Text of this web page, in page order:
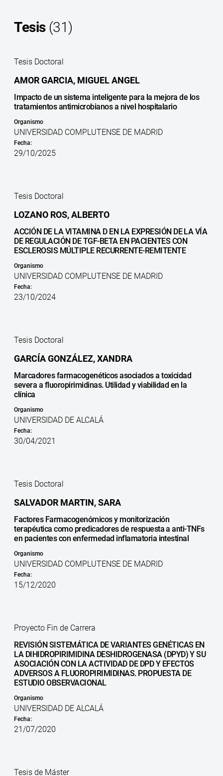
Tesis (31)
Tesis Doctoral
AMOR GARCIA, MIGUEL ANGEL
Impacto de un sistema inteligente para la mejora de los
tratamientos antimicrobianos a nivel hospitalario
Organismo
UNIVERSIDAD COMPLUTENSE DE MADRID
Fecha:
29/10/2025
Tesis Doctoral
LOZANO ROS, ALBERTO
ACCIÓN DE LA VITAMINA D EN LA EXPRESIÓN DE LA VÍA
DE REGULACIÓN DE TGF-BETA EN PACIENTES CON
ESCLEROSIS MÚLTIPLE RECURRENTE-REMITENTE
Organismo
UNIVERSIDAD COMPLUTENSE DE MADRID
Fecha:
23/10/2024
Tesis Doctoral
GARCÍA GONZÁLEZ, XANDRA
Marcadores farmacogenéticos asociados a toxicidad
severa a fluoropirimidinas. Utilidad y viabilidad en la
clínica
Organismo
UNIVERSIDAD DE ALCALÁ
Fecha:
30/04/2021
Tesis Doctoral
SALVADOR MARTIN, SARA
Factores Farmacogenómicos y monitorización
terapéutica como predicadores de respuesta a anti-TNFs
en pacientes con enfermedad inflamatoria intestinal
Organismo
UNIVERSIDAD COMPLUTENSE DE MADRID
Fecha:
15/12/2020
Proyecto Fin de Carrera
REVISIÓN SISTEMÁTICA DE VARIANTES GENÉTICAS EN
LA DIHIDROPIRIMIDINA DESHIDROGENASA (DPYD) Y SU
ASOCIACIÓN CON LA ACTIVIDAD DE DPD Y EFECTOS
ADVERSOS A FLUOROPIRIMIDINAS. PROPUESTA DE
ESTUDIO OBSERVACIONAL
Organismo
UNIVERSIDAD DE ALCALÁ
Fecha:
21/07/2020
Tesis de Máster